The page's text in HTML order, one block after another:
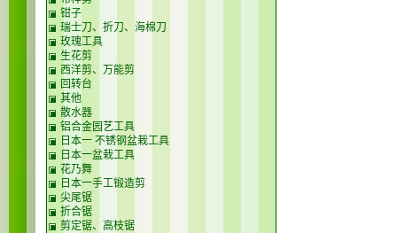
钳子
瑞士刀、折刀、海棉刀
玫瑰工具
生花剪
西洋剪、万能剪
回转台
其他
散水器
铝合金园艺工具
日本一 不锈钢盆栽工具
日本一盆栽工具
花乃舞
日本一手工锻造剪
尖尾锯
折合锯
剪定锯、高枝锯